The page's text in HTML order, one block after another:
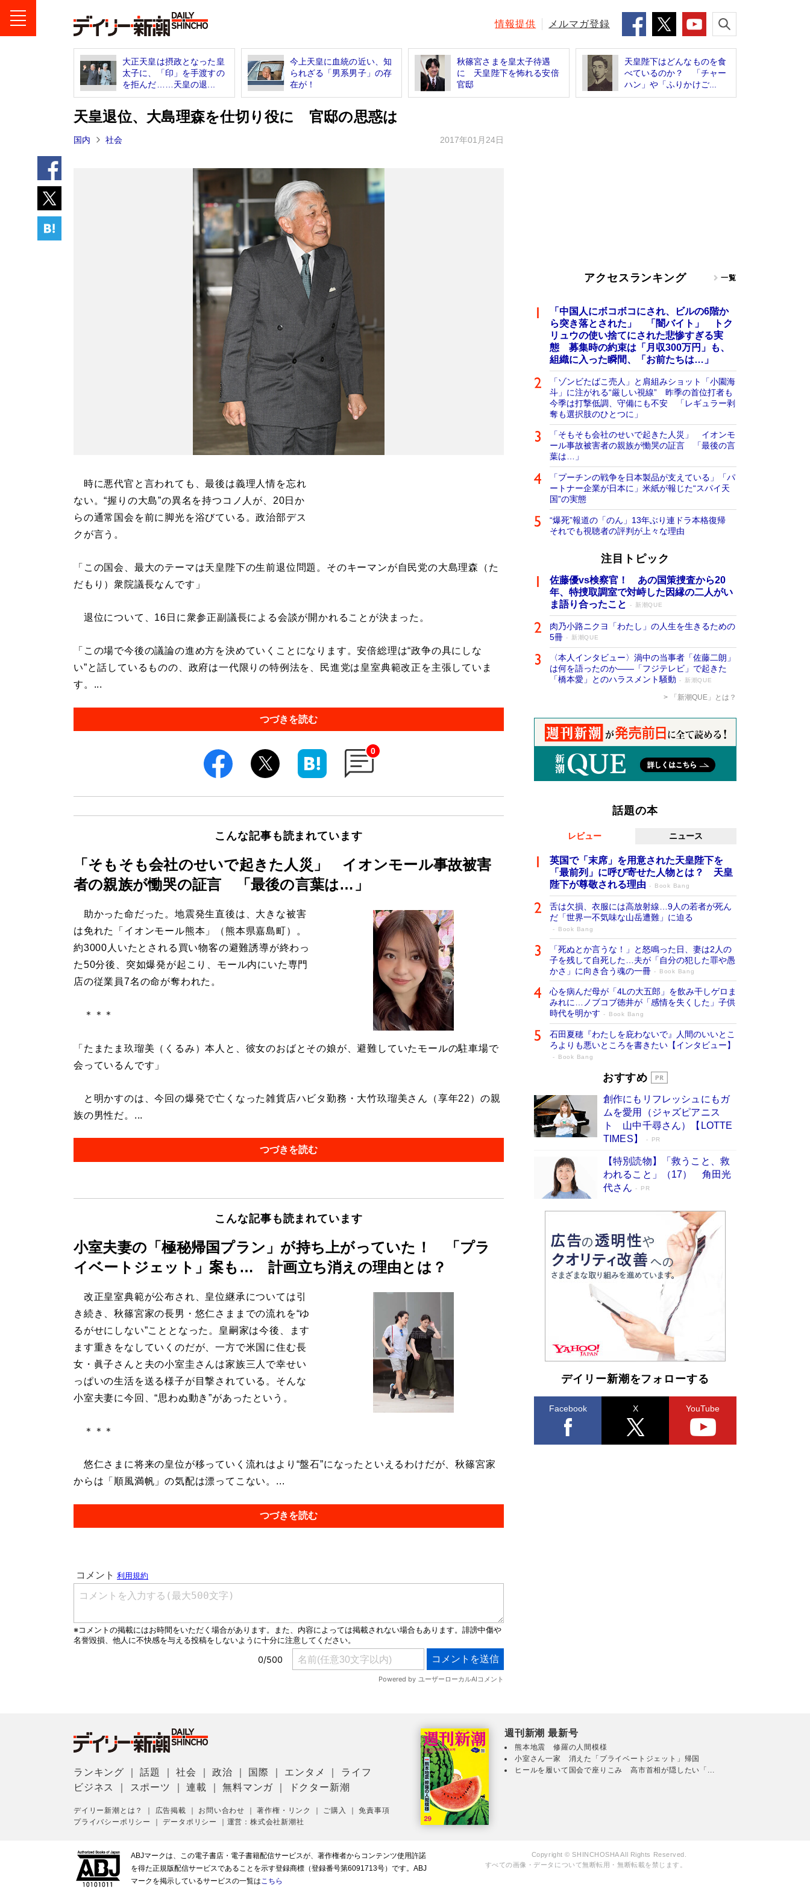
情報提供 メルマガ登録
大正天皇は摂政となった皇
太子に、「印」を手渡すの
を拒んだ……天皇の退...
今上天皇に血統の近い、知
られざる「男系男子」の存
在が！
秋篠宮さまを皇太子待遇
に 天皇陛下を怖れる安倍
官邸
天皇陛下はどんなものを食
べているのか？ 「チャー
ハン」や「ふりかけご...
天皇退位、大島理森を仕切り役に 官邸の思惑は
国内 社会 2017年01月24日
時に悪代官と言われても、最後は義理人情を忘れ
ない。“握りの大島”の異名を持つコノ人が、20日か
らの通常国会を前に脚光を浴びている。政治部デス
クが言う。
「この国会、最大のテーマは天皇陛下の生前退位問題。そのキーマンが自民党の大島理森（た
だもり）衆院議長なんです」
退位について、16日に衆参正副議長による会談が開かれることが決まった。
「この場で今後の議論の進め方を決めていくことになります。安倍総理は“政争の具にしな
い”と話しているものの、政府は一代限りの特例法を、民進党は皇室典範改正を主張していま
す。...
つづきを読む
0
こんな記事も読まれています
「そもそも会社のせいで起きた人災」 イオンモール事故被害
者の親族が慟哭の証言 「最後の言葉は…」
助かった命だった。地震発生直後は、大きな被害
は免れた「イオンモール熊本」（熊本県嘉島町）。
約3000人いたとされる買い物客の避難誘導が終わっ
た50分後、突如爆発が起こり、モール内にいた専門
店の従業員7名の命が奪われた。
＊＊＊
「たまたま玖瑠美（くるみ）本人と、彼女のおばとその娘が、避難していたモールの駐車場で
会っているんです」
と明かすのは、今回の爆発で亡くなった雑貨店ハビタ勤務・大竹玖瑠美さん（享年22）の親
族の男性だ。...
つづきを読む
こんな記事も読まれています
小室夫妻の「極秘帰国プラン」が持ち上がっていた！ 「プラ
イベートジェット」案も… 計画立ち消えの理由とは？
改正皇室典範が公布され、皇位継承については引
き続き、秋篠宮家の長男・悠仁さままでの流れを“ゆ
るがせにしない”こととなった。皇嗣家は今後、ます
ます重きをなしていくのだが、一方で米国に住む長
女・眞子さんと夫の小室圭さんは家族三人で幸せい
っぱいの生活を送る様子が目撃されている。そんな
小室夫妻に今回、“思わぬ動き”があったという。
＊＊＊
悠仁さまに将来の皇位が移っていく流れはより“盤石”になったといえるわけだが、秋篠宮家
からは「順風満帆」の気配は漂ってこない。...
つづきを読む
アクセスランキング 一覧
「中国人にボコボコにされ、ビルの6階か
ら突き落とされた」 「闇バイト」 トク
リュウの使い捨てにされた悲惨すぎる実
態 募集時の約束は「月収300万円」も、
組織に入った瞬間、「お前たちは…」
「ゾンビたばこ売人」と肩組みショット「小園海
斗」に注がれる“厳しい視線” 昨季の首位打者も
今季は打撃低調、守備にも不安 「レギュラー剥
奪も選択肢のひとつに」
「そもそも会社のせいで起きた人災」 イオンモ
ール事故被害者の親族が慟哭の証言 「最後の言
葉は…」
「プーチンの戦争を日本製品が支えている」「パ
ートナー企業が日本に」米紙が報じた“スパイ天
国”の実態
“爆死”報道の「のん」13年ぶり連ドラ本格復帰
それでも視聴者の評判が上々な理由
注目トピック
佐藤優vs検察官！ あの国策捜査から20
年、特捜取調室で対峙した因縁の二人がい
ま語り合ったこと
新潮QUE
肉乃小路ニクヨ「わたし」の人生を生きるための
5冊
新潮QUE
〈本人インタビュー〉渦中の当事者「佐藤二朗」
は何を語ったのか――「フジテレビ」で起きた
「橋本愛」とのハラスメント騒動
新潮QUE
「新潮QUE」とは？
話題の本
レビュー ニュース
英国で「末席」を用意された天皇陛下を
「最前列」に呼び寄せた人物とは？ 天皇
陛下が尊敬される理由
Book Bang
舌は欠損、衣服には高放射線…9人の若者が死ん
だ「世界一不気味な山岳遭難」に迫る
Book Bang
「死ぬとか言うな！」と怒鳴った日、妻は2人の
子を残して自死した…夫が「自分の犯した罪や愚
かさ」に向き合う魂の一冊
Book Bang
心を病んだ母が「4Lの大五郎」を飲み干しゲロま
みれに…ノブコブ徳井が「感情を失くした」子供
時代を明かす
Book Bang
石田夏穂『わたしを庇わないで』人間のいいとこ
ろよりも悪いところを書きたい【インタビュー】
Book Bang
「叱って伸びるやつは、褒めたらもっと伸
た“人を育てるコツ”…芸への考え方を明か
す
Book Bang
「『火垂るの墓』は、大嘘である」原作者が抱き
続けた“自責の念”とは…「自己憐憫は描きたくな
い」監督が徹底的にこだわったこと（後編） #
戦争の記憶
Book Bang
美輪明宏 晩年の回答を集めた『ほほえんで生き
るための人生相談』がランクイン［エンターテイ
メントベストセラー］
Book Bang
「宇宙兄弟」最終46巻がベストセラー1位 宇宙
開発への関心を押し上げた18年の物語に幕 特装
版には「宇宙で描かれたマンガ」も収録
Book Bang
「不意に涙が出そうに…」高嶋政伸が明かし
た“13歳の娘を暴行する役”への葛藤 インティマ
シーコーディネーターに支えられたNHK『大奥』
Book Bang
おすすめ
創作にもリフレッシュにもガ
ムを愛用（ジャズピアニス
ト 山中千尋さん）【LOTTE
TIMES】
PR
【特別読物】「救うこと、救
われること」（17） 角田光
代さん
PR
デイリー新潮をフォローする
Facebook X YouTube
ランキング ｜話題 ｜社会 ｜政治 国際 エンタメ
ライフ
ビジネス
スポーツ ｜連載 ｜無料マンガ ドクター新潮
デイリー新潮とは？ ｜ 広告掲載 ｜ お問い合わせ ｜著作権・リンク ｜ ご購入 ｜免責事項
プライバシーポリシー
｜データポリシー ｜ 運営：株式会社新潮社
週刊新潮 最新号
熊本地震 修羅の人間模様
小室さん一家 消えた「プライベートジェット」帰国
ヒールを履いて国会で座りこみ 高市首相が隠したい「...
ABJマークは、この電子書店・電子書籍配信サービスが、著作権者からコンテンツ使用許諾
を得た正規版配信サービスであることを示す登録商標（登録番号第6091713号）です。ABJ
マークを掲示しているサービスの一覧はこちら
Copyright © SHINCHOSHA All Rights Reserved.
すべての画像・データについて無断転用・無断転載を禁じます。